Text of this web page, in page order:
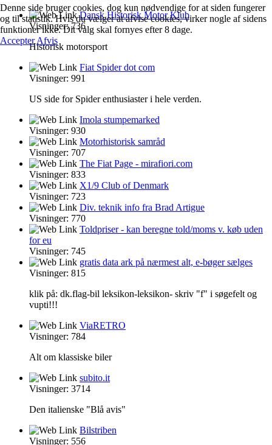
Dansk Historisk Motor Klub
Visninger: 736
Historisk motorsport
Fiat Spider dot com
Visninger: 991
US side for Spider enthusiaster i hele verden.
Imola stumpemarked
Visninger: 930
Motorhistorisk samråd
Visninger: 707
The Fiat Page - mirafiori.com
Visninger: 833
X1/9 Club of Denmark
Visninger: 723
Div. teknik info fra Brad Artigue
Visninger: 770
Toldpriser - kan beregne told/moms v. køb uden
for eu
Visninger: 745
gratis data ark på nærmest alt, e-bøger sælges
Visninger: 815
klik på: dk.flag-bil leksikon-leksikon- skriv "f" i søgefelt og
vupti!!!
ViaRETRO
Visninger: 784
Alt om klassiske biler
subito.it
Visninger: 3714
Den italienske "Blå avis"
Bilstriben
Visninger: 556
Denne side bruger cookies, dog kun nødvendige for at siden fungerer
og til statistik. Hvis du vælger at afvise cookies, virker nogle af sidens
funktioner ikke. Dit valg skal fornyes efter 8 dage.
Accepter Afvis